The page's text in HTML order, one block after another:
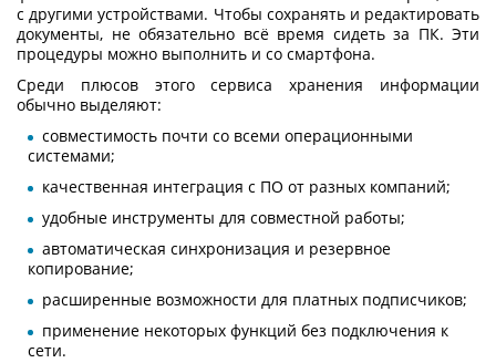
с другими устройствами. Чтобы сохранять и редактировать
документы, не обязательно всё время сидеть за ПК. Эти
процедуры можно выполнить и со смартфона.
Среди плюсов этогосервиса хранения информации
обычно выделяют:
совместимость почти со всеми операционными
системами;
качественная интеграция с ПО от разных компаний;
удобные инструменты для совместной работы;
автоматическая синхронизация и резервное
копирование;
расширенные возможности для платных подписчиков;
применение некоторых функций без подключения к
сети.